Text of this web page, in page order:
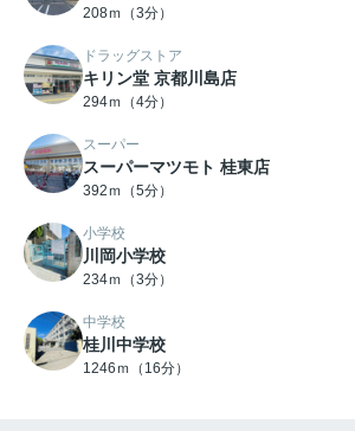
208ｍ（3分）
ドラッグストア
キリン堂 京都川島店
294ｍ（4分）
スーパー
スーパーマツモト 桂東店
392ｍ（5分）
小学校
川岡小学校
234ｍ（3分）
中学校
桂川中学校
1246ｍ（16分）